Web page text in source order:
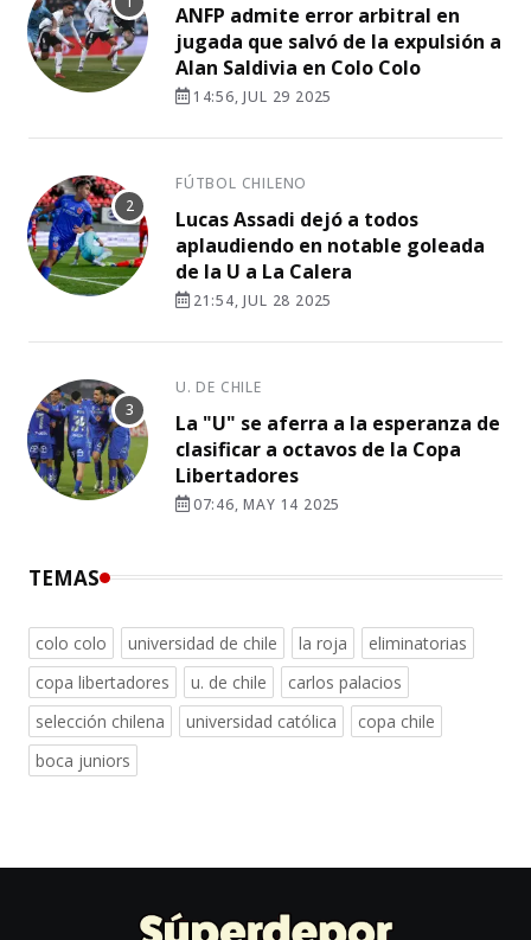
ANFP admite error arbitral en
jugada que salvó de la expulsión a
Alan Saldivia en Colo Colo
14:56, JUL 29 2025
FÚTBOL CHILENO
Lucas Assadi dejó a todos
aplaudiendo en notable goleada
de la U a La Calera
21:54, JUL 28 2025
U. DE CHILE
La "U" se aferra a la esperanza de
clasificar a octavos de la Copa
Libertadores
07:46, MAY 14 2025
TEMAS
colo colo universidad de chile la roja
eliminatorias
copa libertadores
u. de chile
carlos palacios
selección chilena
universidad católica
copa chile
boca juniors